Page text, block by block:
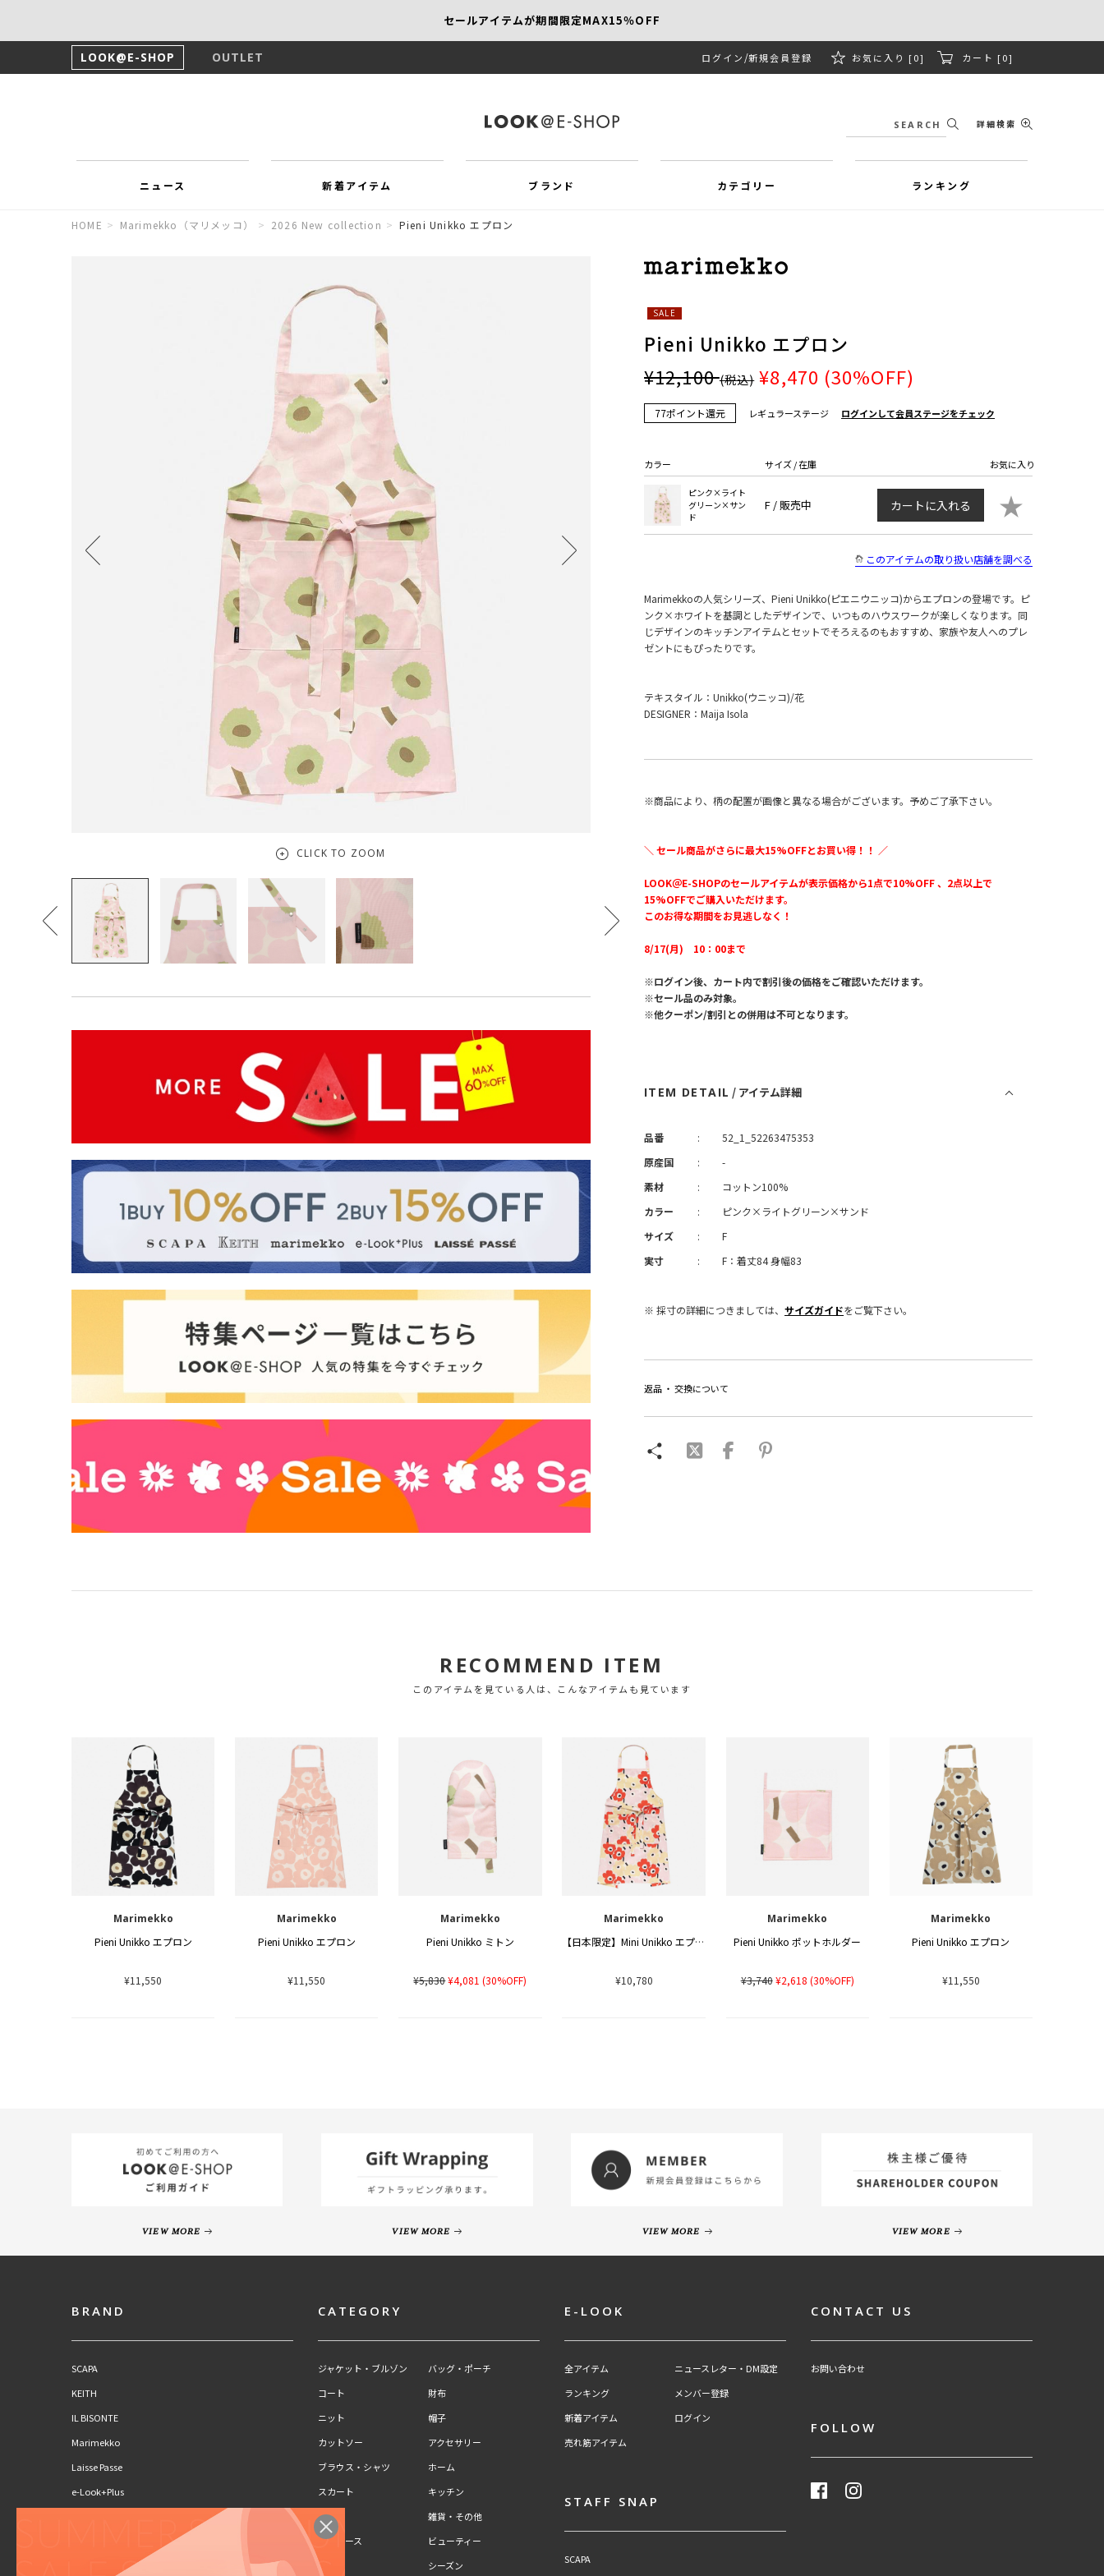
セールアイテムが期間限定MAX15％OFF
LOOK@E-SHOP OUTLET ログイン 新規会員登録 お気に入り [0] カート [0]
詳細検索
ニュース 新着アイテム ブランド カテゴリー ランキング
HOME > Marimekko（マリメッコ） > 2026 New collection > Pieni Unikko エプロン
CLICK TO ZOOM
SALE
Pieni Unikko エプロン
¥12,100(税込) ¥8,470 (30%OFF)
77ポイント還元 レギュラーステージ ログインして会員ステージをチェック
カラー サイズ / 在庫 お気に入り
ピンク×ライト
グリーン×サン
ド
F / 販売中 カートに入れる ★
このアイテムの取り扱い店舗を調べる
Marimekkoの人気シリーズ、Pieni Unikko(ピエニウニッコ)からエプロンの登場です。ピ
ンク×ホワイトを基調としたデザインで、いつものハウスワークが楽しくなります。同
じデザインのキッチンアイテムとセットでそろえるのもおすすめ、家族や友人へのプレ
ゼントにもぴったりです。
テキスタイル：Unikko(ウニッコ)/花
DESIGNER：Maija Isola
※商品により、柄の配置が画像と異なる場合がございます。予めご了承下さい。
＼ セール商品がさらに最大15%OFFとお買い得！！ ／
LOOK＠E-SHOPのセールアイテムが表示価格から1点で10%OFF 、2点以上で
15%OFFでご購入いただけます。
このお得な期間をお見逃しなく！
8/17(月) 10：00まで
※ログイン後、カート内で割引後の価格をご確認いただけます。
※セール品のみ対象。
※他クーポン/割引との併用は不可となります。
ITEM DETAIL / アイテム詳細
品番 :
52_1_52263475353
原産国
:
-
素材
:
コットン100%
カラー
:
ピンク×ライトグリーン×サンド
サイズ
:
F
実寸
: F：着丈84 身幅83
※ 採寸の詳細につきましては、サイズガイドをご覧下さい。
返品 ・ 交換について
RECOMMEND ITEM
このアイテムを見ている人は、こんなアイテムも見ています
Marimekko
Pieni Unikko エプロン
¥11,550
Marimekko
Pieni Unikko エプロン
¥11,550
Marimekko
Pieni Unikko ミトン
¥5,830¥4,081 (30%OFF)
Marimekko
【日本限定】Mini Unikko エプロン
¥10,780
Marimekko
Pieni Unikko ポットホルダー
¥3,740¥2,618 (30%OFF)
Marimekko
Pieni Unikko エプロン
¥11,550
VIEW MORE VIEW MORE VIEW MORE VIEW MORE
BRAND
SCAPA
KEITH
IL BISONTE
Marimekko
Laisse Passe
e-Look+Plus
KEITH Lサイズ
CATEGORY
ジャケット・ブルゾン
コート
ニット
カットソー
ブラウス・シャツ
スカート
パンツ
ワンピース
キッズ
バッグ・ポーチ
財布
帽子
アクセサリー
ホーム
キッチン
雑貨・その他
ビューティー
シーズン
E-LOOK
全アイテム
ランキング
新着アイテム
売れ筋アイテム
ニュースレター・DM設定
メンバー登録
ログイン
CONTACT US
お問い合わせ
FOLLOW
STAFF SNAP
SCAPA